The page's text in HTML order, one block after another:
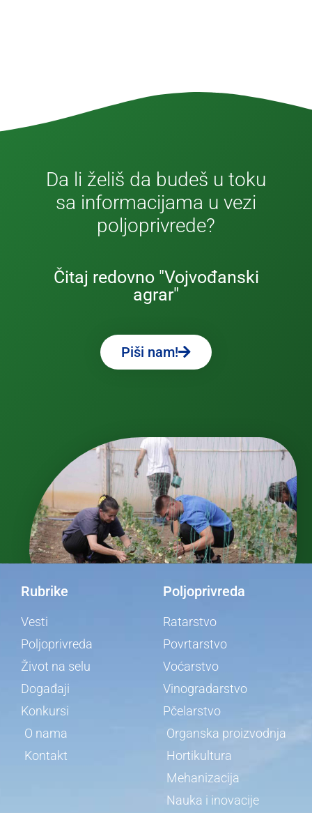
Da li želiš da budeš u toku
sa informacijama u vezi
poljoprivrede?
Čitaj redovno "Vojvođanski
agrar"
Piši nam!
Rubrike
Vesti
Poljoprivreda
Život na selu
Događaji
Konkursi
O nama
Kontakt
Poljoprivreda
Ratarstvo
Povrtarstvo
Voćarstvo
Vinogradarstvo
Pčelarstvo
Organska proizvodnja
Hortikultura
Mehanizacija
Nauka i inovacije